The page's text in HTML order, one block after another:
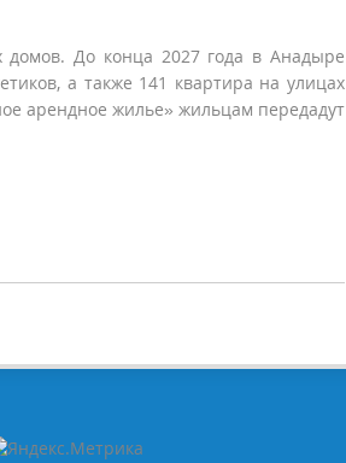
домов. До конца 2027 года в Анадыре
а также 141 квартира на улицах
арендное жилье» жильцам передадут